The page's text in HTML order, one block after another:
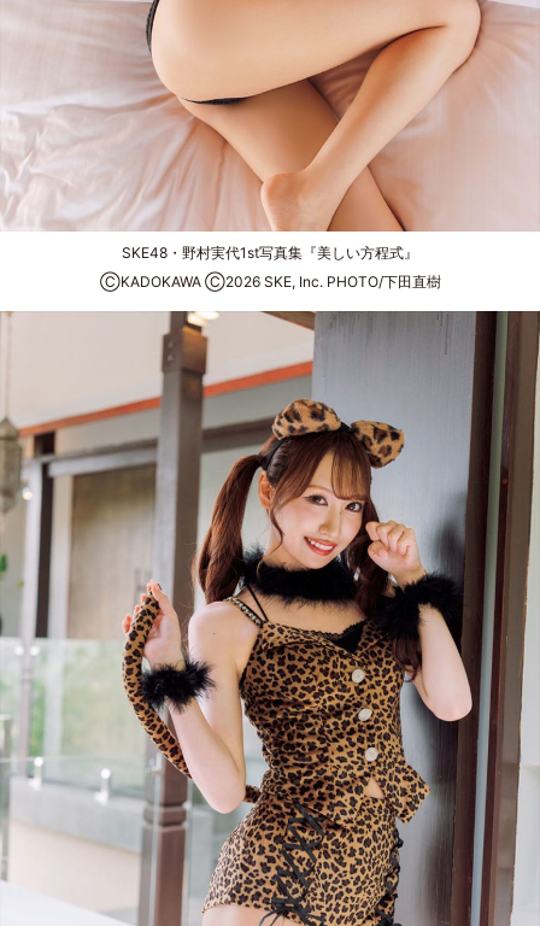
SKE48・野村実代1st写真集『美しい方程式』
ⒸKADOKAWA Ⓒ2026 SKE, Inc. PHOTO/下田直樹